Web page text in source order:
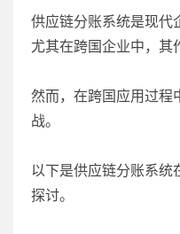
供应链分账系统是现代
尤其在跨国企业中，其
然而，在跨国应用过程
战。
以下是供应链分账系统
探讨。